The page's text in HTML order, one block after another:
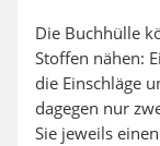
Die Buchhülle
Stoffen nähen:
die Einschläge
dagegen nur
Sie jeweils